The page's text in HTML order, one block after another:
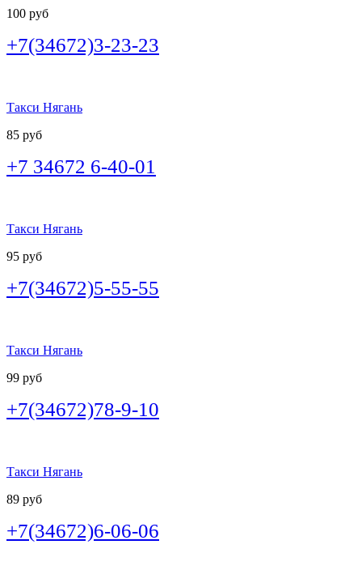
100 руб
+7(34672)3-23-23
Такси Нягань
85 руб
+7 34672 6-40-01
Такси Нягань
95 руб
+7(34672)5-55-55
Такси Нягань
99 руб
+7(34672)78-9-10
Такси Нягань
89 руб
+7(34672)6-06-06